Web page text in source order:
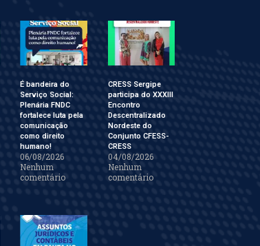
É bandeira do
Serviço Social:
Plenária FNDC
fortalece luta pela
comunicação
como direito
humano!
06/08/2026
Nenhum
comentário
CRESS Sergipe
participa do XXXIII
Encontro
Descentralizado
Nordeste do
Conjunto CFESS-
CRESS
04/08/2026
Nenhum
comentário